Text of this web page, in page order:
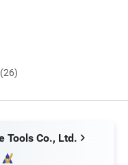
Tools Co., Ltd.